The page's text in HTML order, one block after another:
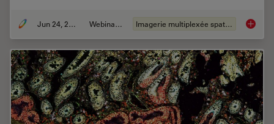
Jun 24, 2025 Webinaire Imagerie multiplexée spatiale How to